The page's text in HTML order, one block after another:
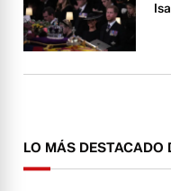
LO MÁS DESTACADO